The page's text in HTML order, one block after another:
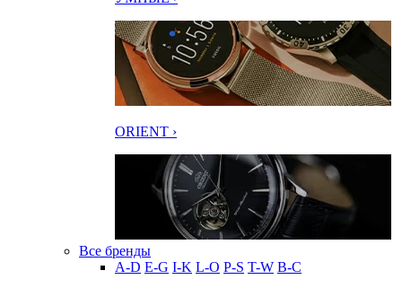
ORIENT ›
Все бренды
A-D E-G I-K L-O P-S T-W В-С